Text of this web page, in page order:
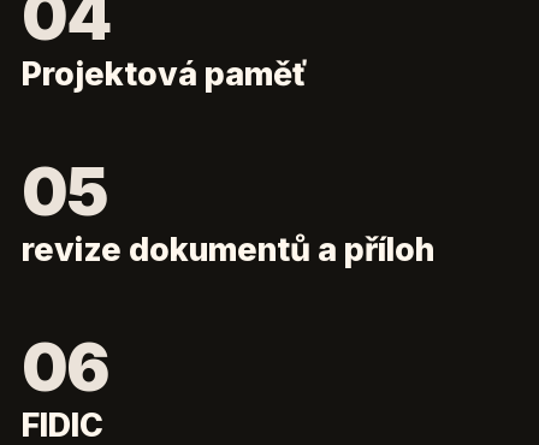
Projektová paměť
revize dokumentů a příloh
FIDIC